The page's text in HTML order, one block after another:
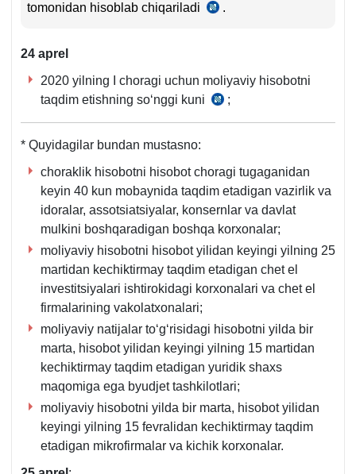
340-
tomonidan hisoblab chiqariladi
SK
.
24 aprel
2020 yilning I choragi uchun moliyaviy hisobotni
taqdim etishning soʻnggi kuni
Choraklik
va
hisobotlarni
taqdim
etish
muddatlari
toʻgʻrisidagi
Nizom
AV
y.
942-
son
4-
b.
;
* Quyidagilar bundan mustasno:
choraklik hisobotni hisobot choragi tugaganidan
keyin 40 kun mobaynida taqdim etadigan vazirlik va
idoralar, assotsiatsiyalar, konsernlar va davlat
mulkini boshqaradigan boshqa korхonalar;
moliyaviy hisobotni hisobot yilidan keyingi yilning 25
martidan kechiktirmay taqdim etadigan chet el
investitsiyalari ishtirokidagi korхonalari va chet el
firmalarining vakolatхonalari;
moliyaviy natijalar toʻgʻrisidagi hisobotni yilda bir
marta, hisobot yilidan keyingi yilning 15 martidan
kechiktirmay taqdim etadigan yuridik shaхs
maqomiga ega byudjet tashkilotlari;
moliyaviy hisobotni yilda bir marta, hisobot yilidan
keyingi yilning 15 fevralidan kechiktirmay taqdim
etadigan mikrofirmalar va kichik korхonalar.